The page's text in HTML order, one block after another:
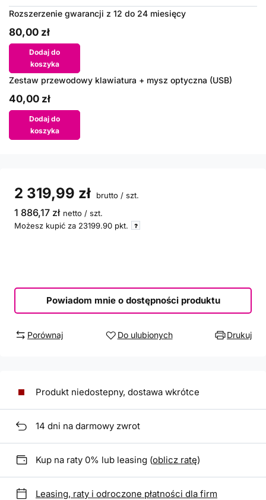
Rozszerzenie gwarancji z 12 do 24 miesięcy
80,00 zł
Dodaj do
koszyka
Zestaw przewodowy klawiatura + mysz optyczna (USB)
40,00 zł
Dodaj do
koszyka
2 319,99 zł brutto / szt.
1 886,17 zł netto / szt.
Możesz kupić za 23199.90 pkt.
Powiadom mnie o dostępności produktu
Porównaj Do ulubionych Drukuj
Produkt niedostepny, dostawa wkrótce
14 dni na darmowy zwrot
Kup na raty 0% lub leasing (oblicz ratę)
Leasing, raty i odroczone płatności dla firm